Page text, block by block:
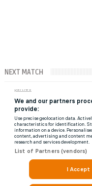
NEXT MATCH